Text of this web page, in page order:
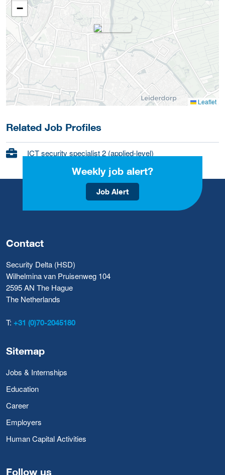
−
Leaflet
Related Job Profiles
ICT security specialist 2 (applied-level)
Weekly job alert?
Job Alert
Contact
Security Delta (HSD)
Wilhelmina van Pruisenweg 104
2595 AN The Hague
The Netherlands
T: +31 (0)70-2045180
Sitemap
Jobs & Internships
Education
Career
Employers
Human Capital Activities
Follow us